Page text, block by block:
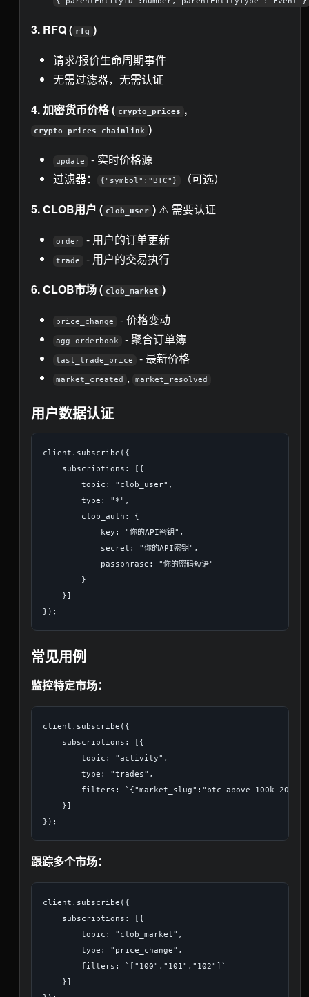
3. RFQ ( rfq )
请求/报价生命周期事件
无需过滤器，无需认证
4. 加密货币价格 ( crypto_prices ,
crypto_prices_chainlink )
update
- 实时价格源
过滤器：
{"symbol":"BTC"}
（可选）
5. CLOB用户 ( clob_user )⚠️ 需要认证
order - 用户的订单更新
trade
- 用户的交易执行
6. CLOB市场 ( clob_market )
price_change - 价格变动
agg_orderbook - 聚合订单簿
last_trade_price - 最新价格
market_created , market_resolved
用户数据认证
client.subscribe({
    subscriptions: [{
        topic: "clob_user",
        type: "*",
        clob_auth: {
            key: "你的API密钥",
            secret: "你的API密钥",
            passphrase: "你的密码短语"
        }
    }]
常见用例
监控特定市场：
client.subscribe({
    subscriptions: [{
        topic: "activity",
        type: "trades",
filters: `{"market_slug":"btc-above-100k-
    }]
跟踪多个市场：
client.subscribe({
    subscriptions: [{
        topic: "clob_market",
        type: "price_change",
        filters: `["100","101","102"]`
    }]